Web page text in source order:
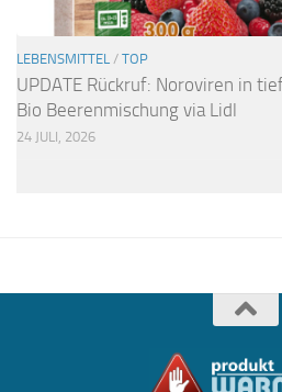
LEBENSMITTEL / TOP
UPDATE Rückruf: Noroviren in
Bio Beerenmischung via Lidl
24 JULI, 2026